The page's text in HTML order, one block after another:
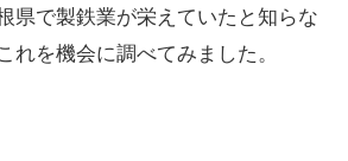
県で製鉄業が栄えていたと知らな
れを機会に調べてみました。